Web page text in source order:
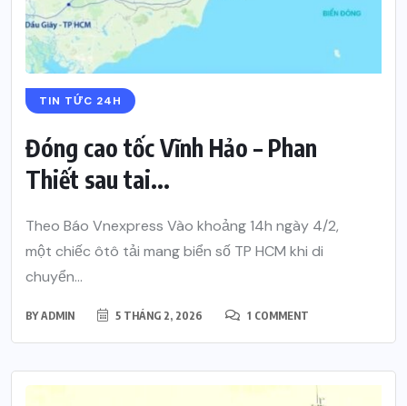
TIN TỨC 24H
Đóng cao tốc Vĩnh Hảo – Phan
Thiết sau tai...
Theo Báo Vnexpress Vào khoảng 14h ngày 4/2,
một chiếc ôtô tải mang biển số TP HCM khi di
chuyển...
BYADMIN 5 THÁNG 2, 2026 1 COMMENT